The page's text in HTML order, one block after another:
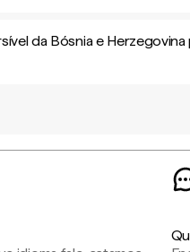
da Bósnia e Herzegovina